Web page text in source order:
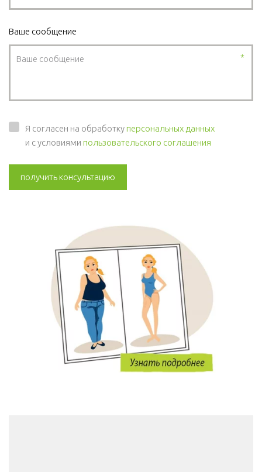
Ваше сообщение
*
Я согласен на обработкуперсональных данных
и с условиями пользовательского соглашения
получить консультацию